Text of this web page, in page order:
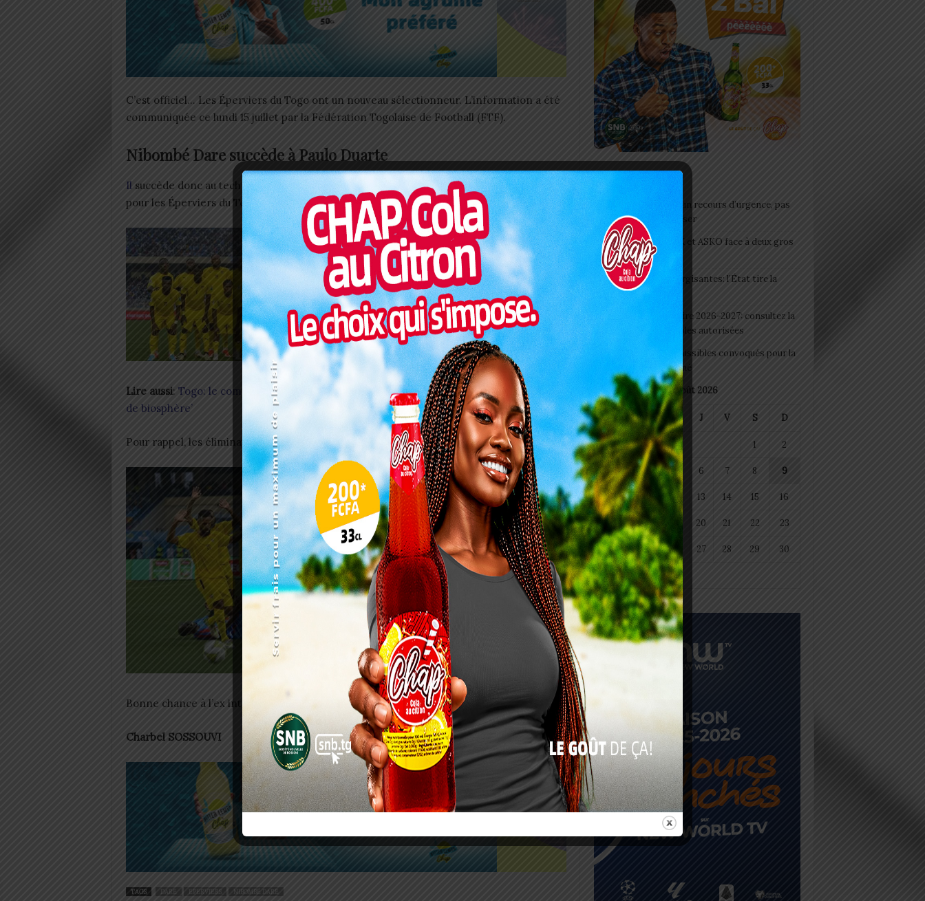
C’est officiel… Les Éperviers du Togo ont un nouveau sélectionneur. L’information a été
communiquée ce lundi 15 juillet par la Fédération Togolaise de Football (FTF).
Nibombé Dare succède à Paulo Duarte
Il succède donc au technicien portugais Paulo Duarte. Une nouvelle ère s’ouvre donc
pour les Éperviers du Togo.
Lire aussi: Togo: le complexe d’aire protégée OKM veut conserver son label de ‘réserve
de biosphère’
Pour rappel, les éliminatoires de la CAN 2025 débutent en Septembre.
Bonne chance à l’ex international togolais.
Charbel SOSSOUVI
TAGS DARE EPERVIERS NIBOMBÉ DARE
Articles récents
Pilule du lendemain : un recours d’urgence, pas
une habitude à banaliser
Interclubs CAF: ASCK et ASKO face à deux gros
morceaux
Togo/ Boissons énergisantes: l’État tire la
sonnette d’alarme
Togo/ Rentrée scolaire 2026-2027: consultez la
liste officielle des écoles autorisées
ESSAL 2026 : les admissibles convoqués pour la
visite médicale à Lomé
août 2026
L M M J V S D
1 2
3 4 5 6 7 8 9
10 11 12 13 14 15 16
17 18 20 21 22 23
24 25 26 27 28 29 30
31
« Juil